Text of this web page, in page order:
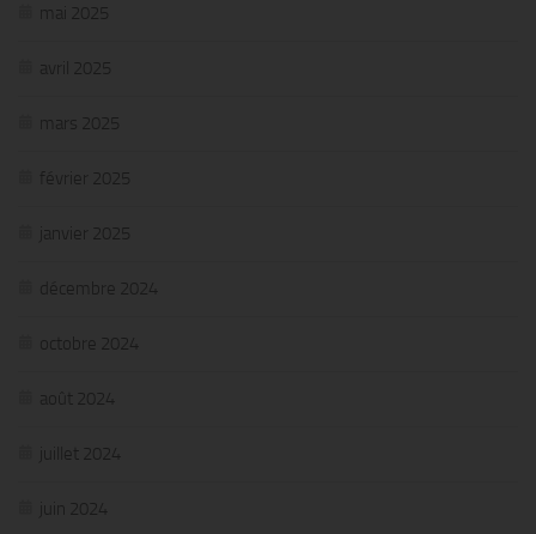
mai 2025
avril 2025
mars 2025
février 2025
janvier 2025
décembre 2024
octobre 2024
août 2024
juillet 2024
juin 2024